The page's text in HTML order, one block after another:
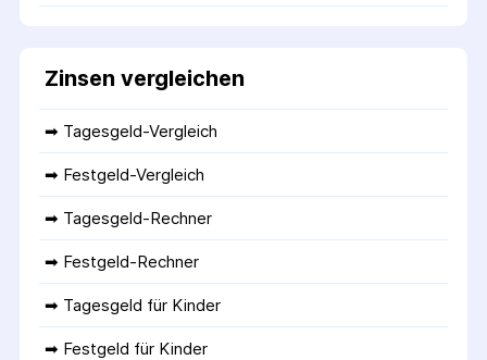
Zinsen vergleichen
➡ Tagesgeld-Vergleich
➡ Festgeld-Vergleich
➡ Tagesgeld-Rechner
➡ Festgeld-Rechner
➡ Tagesgeld für Kinder
➡ Festgeld für Kinder